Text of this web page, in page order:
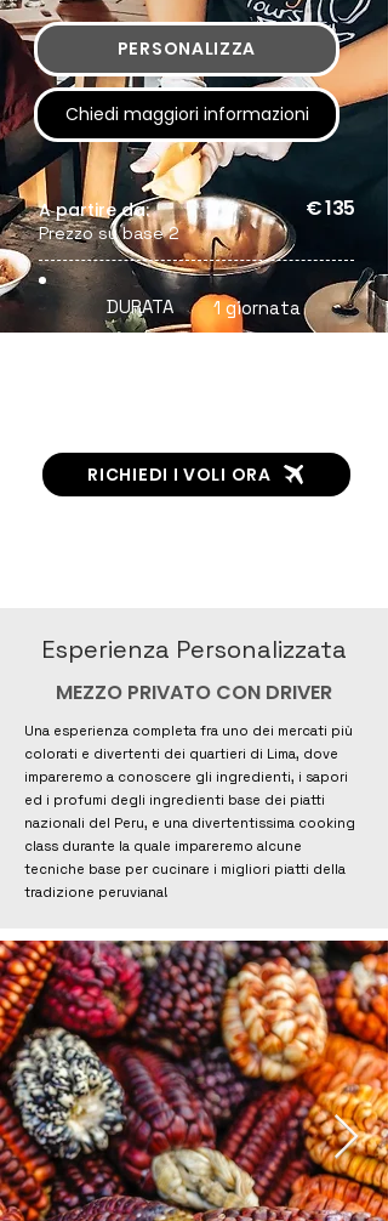
PERSONALIZZA
Chiedi maggiori informazioni
A partire da: € 135
Prezzo su base 2
DURATA 1 giornata
RICHIEDI I VOLI ORA
Esperienza Personalizzata
MEZZO PRIVATO CON DRIVER
Una esperienza completa fra uno dei mercati più
colorati e divertenti dei quartieri di Lima, dove
impareremo a conoscere gli ingredienti, i sapori
ed i profumi degli ingredienti base dei piatti
nazionali del Peru, e una divertentissima cooking
class durante la quale impareremo alcune
tecniche base per cucinare i migliori piatti della
tradizione peruviana!